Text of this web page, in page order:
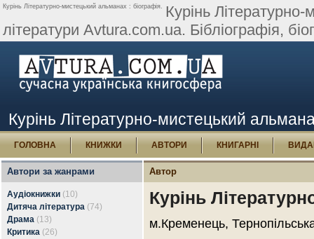
Курінь Літературно-мистецький альманах : біографія. Курінь Літературно-
літератури Avtura.com.ua. Бібліографія,
Курінь Літературно-мистецький
ГОЛОВНА КНИЖКИ АВТОРИ КНИГАРНІ
Автори за жанрами
Аудіокнижки (10)
Дитяча література (74)
Драма (13)
Критика (26)
Автор
Курінь
м.Кременець,